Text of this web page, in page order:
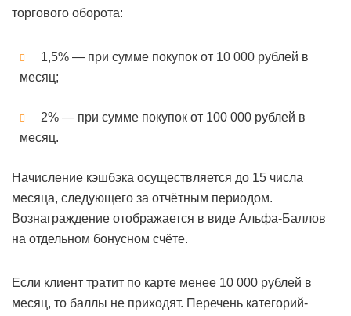
торгового оборота:
1,5% — при сумме покупок от 10 000 рублей в
месяц;
2% — при сумме покупок от 100 000 рублей в
месяц.
Начисление кэшбэка осуществляется до 15 числа
месяца, следующего за отчётным периодом.
Вознаграждение отображается в виде Альфа-Баллов
на отдельном бонусном счёте.
Если клиент тратит по карте менее 10 000 рублей в
месяц, то баллы не приходят. Перечень категорий-